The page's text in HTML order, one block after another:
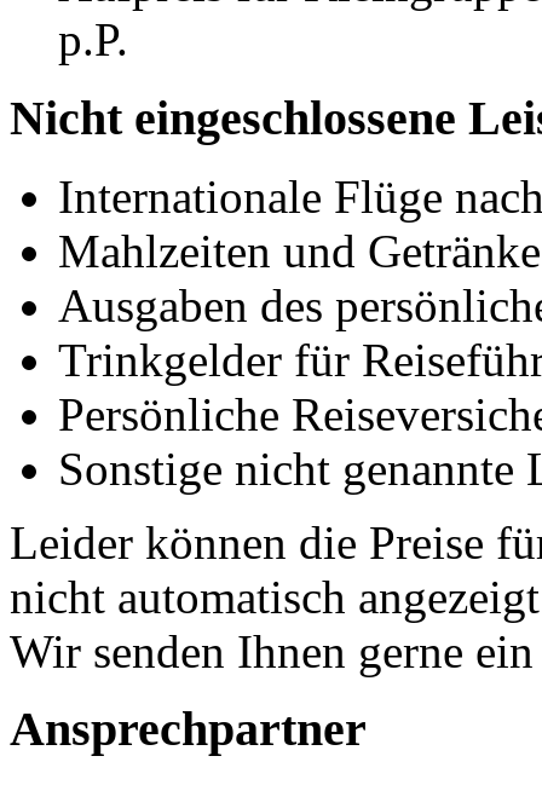
p.P.
Nicht eingeschlossene
Internationale Flüge
Mahlzeiten und
Ausgaben des
Trinkgelder für
Persönliche
Sonstige nicht genannte
Leider können die Preise
nicht automatisch
Wir senden Ihnen gerne
Ansprechpartner